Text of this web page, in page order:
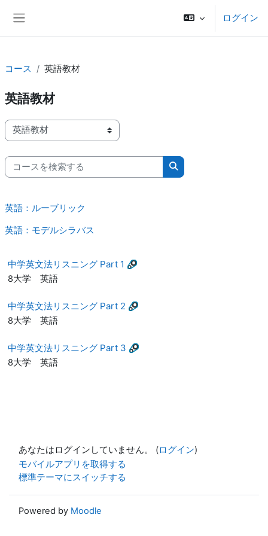
ログイン
コース 英語教材
英語教材
コースカテゴリ
コースを検索する
コースを検索する
英語：ルーブリック
英語：モデルシラバス
中学英文法リスニング Part 1
8大学 英語
中学英文法リスニング Part 2
8大学 英語
中学英文法リスニング Part 3
8大学 英語
あなたはログインしていません。 (ログイン)
モバイルアプリを取得する
標準テーマにスイッチする
Powered by Moodle